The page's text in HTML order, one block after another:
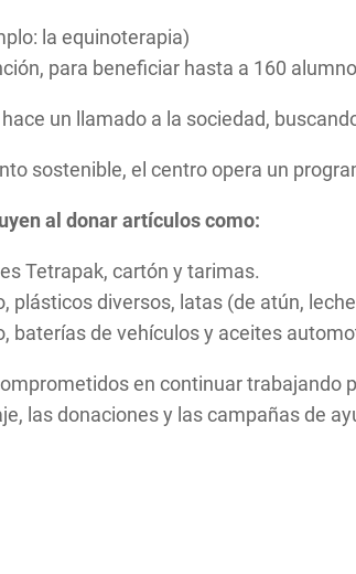
la equinoterapia)
para beneficiar hasta a 160
un llamado a la sociedad,
sostenible, el centro opera un
al donar artículos como:
Tetrapak, cartón y tarimas.
plásticos diversos, latas (de atún,
baterías de vehículos y aceites
en continuar
las donaciones y las campañas de